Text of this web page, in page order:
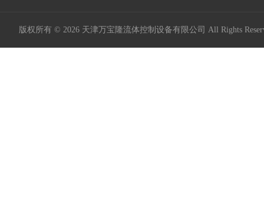
版权所有 © 2026 天津万宝隆流体控制设备有限公司 All Rights